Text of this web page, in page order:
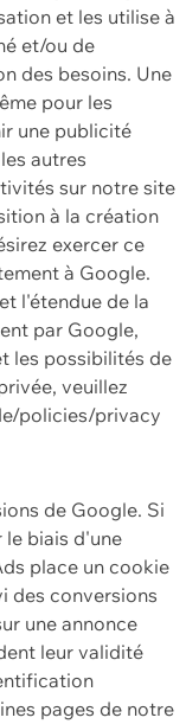
et les utilise à
et/ou de
des besoins. Une
pour les
une publicité
autres
sur notre site
à la création
exercer ce
à Google.
l'étendue de la
par Google,
les possibilités de
veuillez
policies/privacy
de Google. Si
le biais d'une
place un cookie
des conversions
une annonce
leur validité
pages de notre